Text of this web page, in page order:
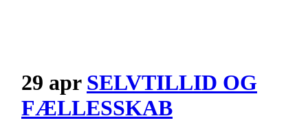
29 apr SELVTILLID OG
FÆLLESSKAB